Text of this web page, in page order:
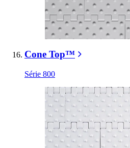
Cone Top™
Série 800